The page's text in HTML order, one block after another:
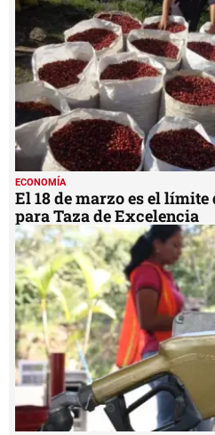
ECONOMÍA
El 18 de marzo es el
para Taza de Excelencia